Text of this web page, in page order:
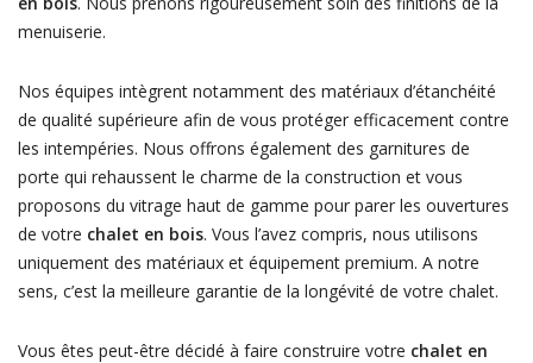
menuiserie.
Nos équipes intègrent notamment des matériaux d’étanchéité
de qualité supérieure afin de vous protéger efficacement contre
les intempéries. Nous offrons également des garnitures de
porte qui rehaussent le charme de la construction et vous
proposons du vitrage haut de gamme pour parer les ouvertures
de votre chalet en bois. Vous l’avez compris, nous utilisons
uniquement des matériaux et équipement premium. A notre
sens, c’est la meilleure garantie de la longévité de votre chalet.
Vous êtes peut-être décidé à faire construire votre chalet en